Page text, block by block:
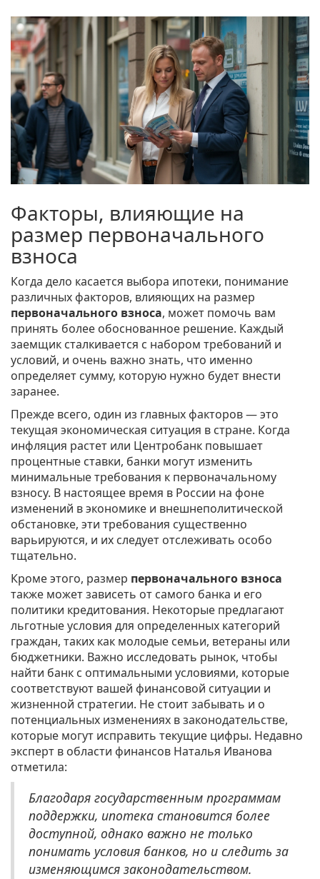
Факторы, влияющие на
размер первоначального
взноса
Когда дело касается выбора ипотеки, понимание
различных факторов, влияющих на размер
первоначального взноса, может помочь вам
принять более обоснованное решение. Каждый
заемщик сталкивается с набором требований и
условий, и очень важно знать, что именно
определяет сумму, которую нужно будет внести
заранее.
Прежде всего, один из главных факторов — это
текущая экономическая ситуация в стране. Когда
инфляция растет или Центробанк повышает
процентные ставки, банки могут изменить
минимальные требования к первоначальному
взносу. В настоящее время в России на фоне
изменений в экономике и внешнеполитической
обстановке, эти требования существенно
варьируются, и их следует отслеживать особо
тщательно.
Кроме этого, размер первоначального взноса
также может зависеть от самого банка и его
политики кредитования. Некоторые предлагают
льготные условия для определенных категорий
граждан, таких как молодые семьи, ветераны или
бюджетники. Важно исследовать рынок, чтобы
найти банк с оптимальными условиями, которые
соответствуют вашей финансовой ситуации и
жизненной стратегии. Не стоит забывать и о
потенциальных изменениях в законодательстве,
которые могут исправить текущие цифры. Недавно
эксперт в области финансов Наталья Иванова
отметила:
Благодаря государственным программам
поддержки, ипотека становится более
доступной, однако важно не только
понимать условия банков, но и следить за
изменяющимся законодательством.